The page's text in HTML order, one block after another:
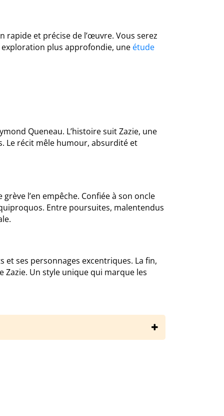
et précise de l’œuvre. Vous serez
plus approfondie, une étude
Queneau. L’histoire suit Zazie, une
Le récit mêle humour, absurdité et
l’en empêche. Confiée à son oncle
Entre poursuites, malentendus
et ses personnages excentriques. La fin,
Zazie. Un style unique qui marque les
zazie-dans-le-metro/resume